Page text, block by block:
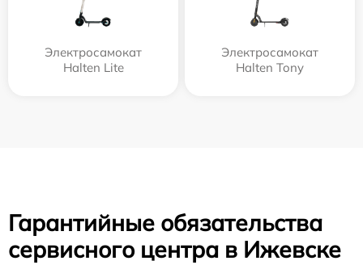
Электросамокат
Halten Lite
Электросамокат
Halten Tony
Гарантийные обязательства
сервисного центра в Ижевске